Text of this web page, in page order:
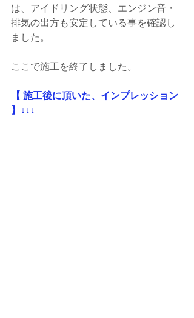
は、アイドリング状態、エンジン音・
排気の出方も安定している事を確認し
ました。
ここで施工を終了しました。
【 施工後に頂いた、インプレッション
】↓↓↓